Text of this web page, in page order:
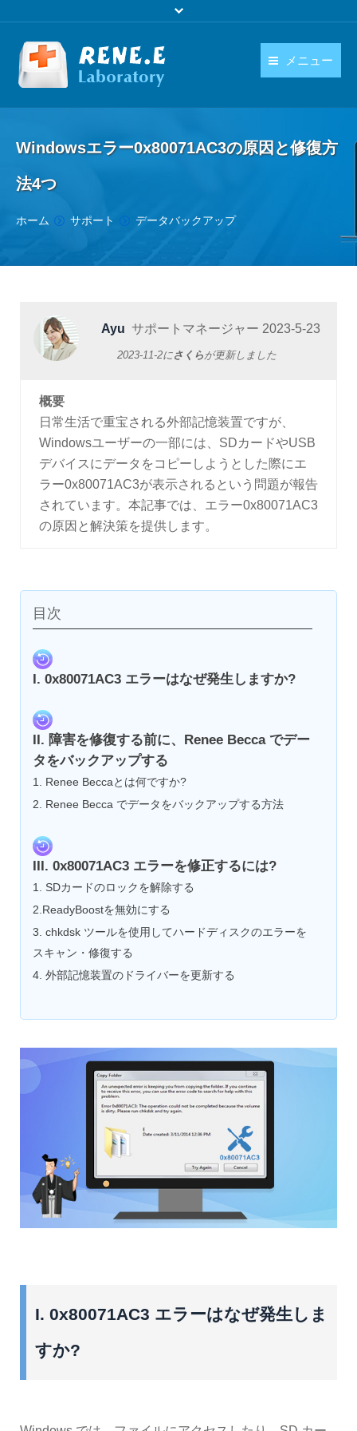
メニュー
ダウンロード
操作ガイド
日本語
language
Windowsエラー0x80071AC3の原因と修復方
法4つ
You are here:
ホーム サポート データバックアップ
Ayu サポートマネージャー 2023-5-23
2023-11-2にさくら が更新しました
概要
日常生活で重宝される外部記憶装置ですが、
Windowsユーザーの一部には、SDカードやUSB
デバイスにデータをコピーしようとした際にエ
ラー0x80071AC3が表示されるという問題が報告
されています。本記事では、エラー0x80071AC3
の原因と解決策を提供します。
目次
I. 0x80071AC3 エラーはなぜ発生しますか?
II. 障害を修復する前に、Renee Becca でデー
タをバックアップする
1. Renee Beccaとは何ですか?
2. Renee Becca でデータをバックアップする方法
III. 0x80071AC3 エラーを修正するには?
1. SDカードのロックを解除する
2.ReadyBoostを無効にする
3. chkdsk ツールを使用してハードディスクのエラーを
スキャン・修復する
4. 外部記憶装置のドライバーを更新する
I. 0x80071AC3 エラーはなぜ発生しま
すか?